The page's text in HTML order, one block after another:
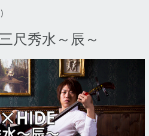
尺秀水～辰～